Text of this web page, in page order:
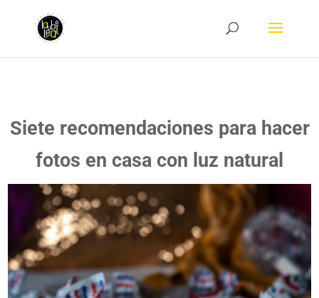
Siete recomendaciones para hacer
fotos en casa con luz natural